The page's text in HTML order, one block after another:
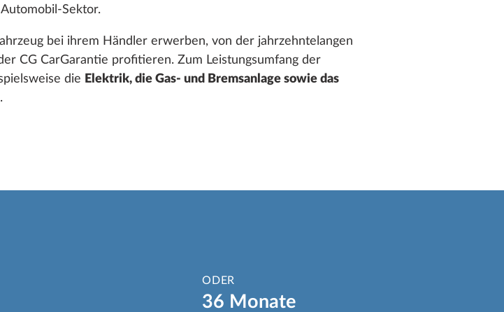
Sektor.
bei ihrem Händler erwerben, von der jahrzehntelangen
CG CarGarantie profitieren. Zum Leistungsumfang der
die Elektrik, die Gas- und Bremsanlage sowie das
ODER
36 Monate